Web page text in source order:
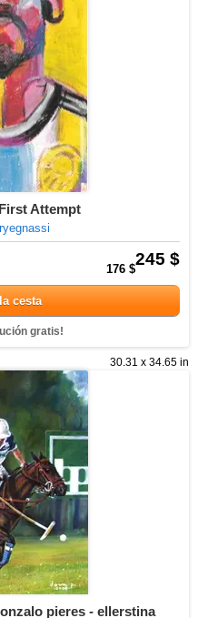
Attempt
245 $
176 $
cesta
gratis!
30.31 x 34.65 in
pieres - ellerstina